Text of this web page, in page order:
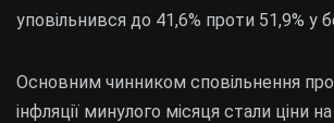
уповільнився до 41,6% проти 51,9% у
Основним чинником сповільнення
інфляції минулого місяця стали ціни